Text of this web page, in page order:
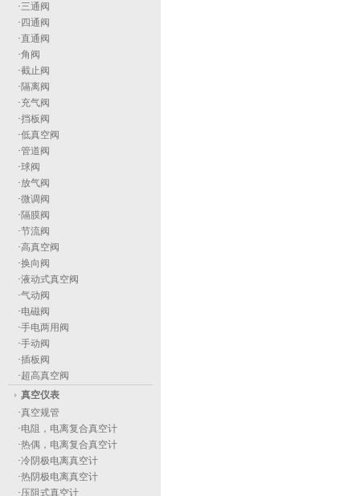
·三通阀
· 四通阀
·直通阀
·角阀
·截止阀
· 隔离阀
·充气阀
·挡板阀
·低真空阀
·管道阀
·球阀
·放气阀
·微调阀
· 隔膜阀
·节流阀
·高真空阀
·换向阀
·液动式真空阀
·气动阀
·电磁阀
·手电两用阀
·手动阀
·插板阀
·超高真空阀
真空仪表
·真空规管
·电阻，电离复合真空计
·热偶，电离复合真空计
·冷阴极电离真空计
·热阴极电离真空计
·压阻式真空计